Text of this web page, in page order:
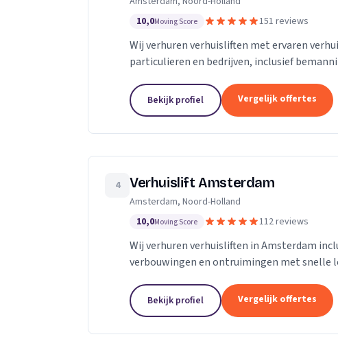
10,0Moving Score 151 reviews
Wij verhuren verhuisliften met ervaren
particulieren en bedrijven, inclusief
Bekijk profiel Vergelijk offertes
4 Verhuislift Amsterdam
Amsterdam, Noord-Holland
10,0Moving Score 112 reviews
Wij verhuren verhuisliften in Amsterdam
verbouwingen en ontruimingen met snelle
Bekijk profiel Vergelijk offertes